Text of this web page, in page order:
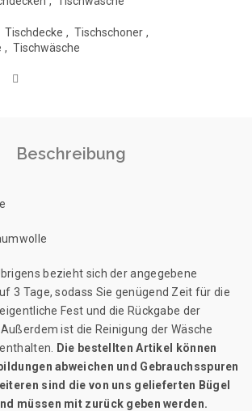
Tischdecke , Tischschoner ,
, Tischwäsche
Beschreibung
bezieht sich der angegebene
3 Tage, sodass Sie genügend Zeit für die
Fest und die Rückgabe der
ist die Reinigung der Wäsche
Die bestellten Artikel können
abweichen und Gebrauchsspuren
sind die von uns gelieferten Bügel
müssen mit zurück geben werden.